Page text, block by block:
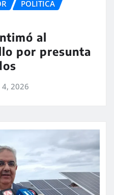
POLITICA
al
por presunta
4, 2026